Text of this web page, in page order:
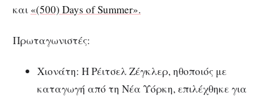
και «(500) Days of Summer».
Πρωταγωνιστές:
Χιονάτη: Η Ρέιτσελ Ζέγκλερ, ηθοποιός με
καταγωγή από τη Νέα Υόρκη, επιλέχθηκε για